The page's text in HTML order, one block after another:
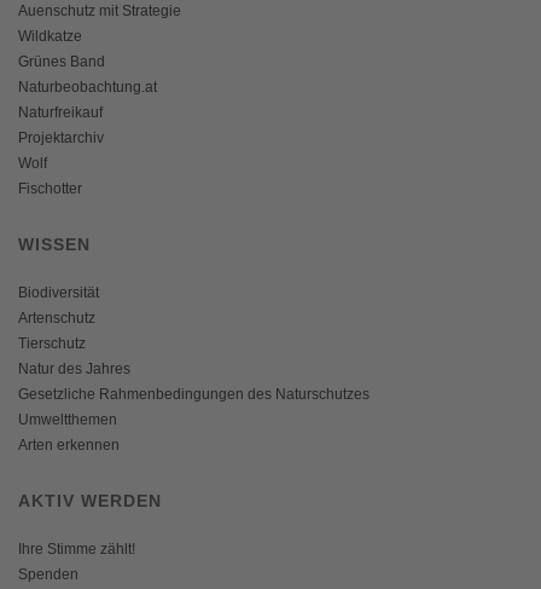
Auenschutz mit Strategie
Wildkatze
Grünes Band
Naturbeobachtung.at
Naturfreikauf
Projektarchiv
Wolf
Fischotter
WISSEN
Biodiversität
Artenschutz
Tierschutz
Natur des Jahres
Gesetzliche Rahmenbedingungen des Naturschutzes
Umweltthemen
Arten erkennen
AKTIV WERDEN
Ihre Stimme zählt!
Spenden